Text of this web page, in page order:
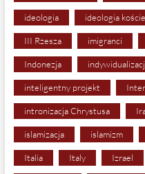
ideologia ideologia
III Rzesza imigranci
Indonezja
inteligentny projekt
intronizacja Chrystusa
islamizacja islamizm
Italia Italy Izrael